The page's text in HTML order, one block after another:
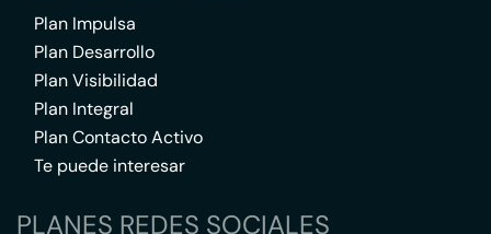
Plan Impulsa
Plan Desarrollo
Plan Visibilidad
Plan Integral
Plan Contacto Activo
Te puede interesar
PLANES REDES SOCIALES